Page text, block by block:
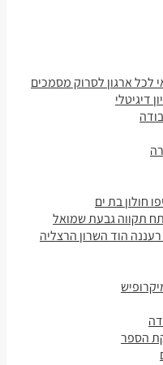
ארגון לסרוק מסמכים
דיגיטלי
חולון בת ים
תקווה גבעת שמואל
הוד השרון הרצליה
הספר